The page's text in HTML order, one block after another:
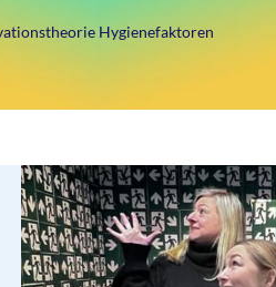
Hygienefaktoren